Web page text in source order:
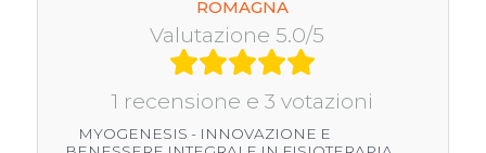
ROMAGNA
Valutazione 5.0/5
1 recensione e 3 votazioni
MYOGENESIS - INNOVAZIONE E